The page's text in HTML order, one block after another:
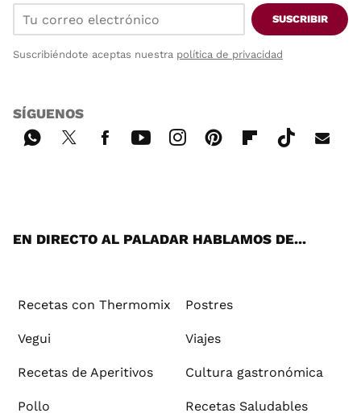
SUSCRIBIR
Suscribiéndote aceptas nuestra política de privacidad
SÍGUENOS
EN DIRECTO AL PALADAR HABLAMOS DE...
Recetas con Thermomix Postres
Vegui Viajes
Recetas de Aperitivos Cultura gastronómica
Pollo Recetas Saludables